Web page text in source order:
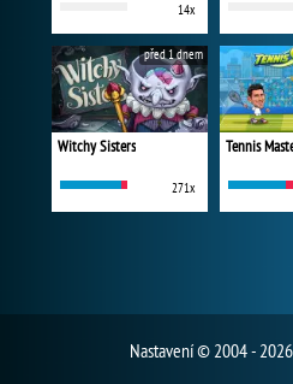
14x
Witchy Sisters
271x
před 1 dnem
Tennis
Nastavení© 2004 -